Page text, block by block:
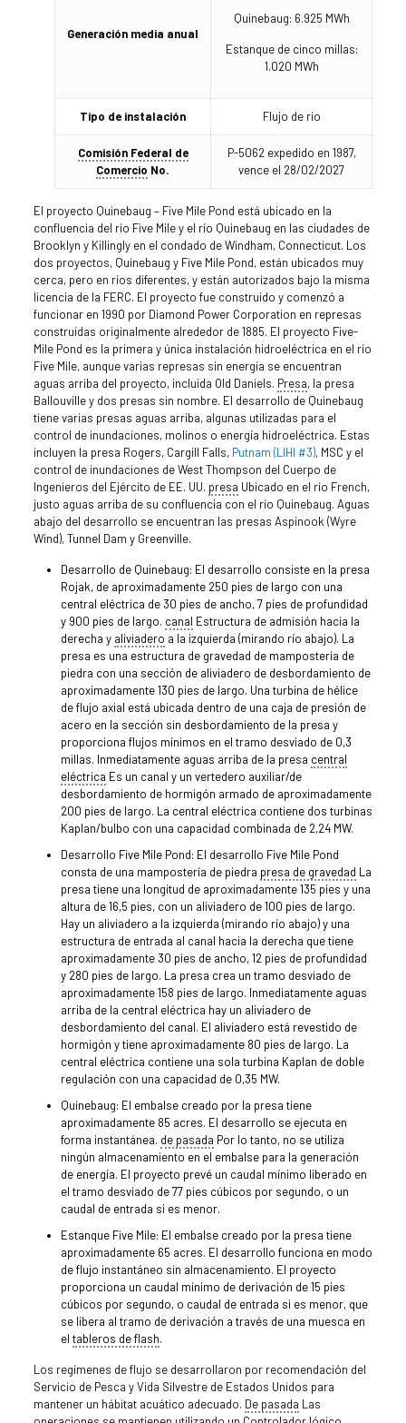
Generación media anual
Quinebaug: 6.925 MWh
Estanque de cinco millas:
1.020 MWh
Tipo de instalación Flujo de río
Comisión Federal de
Comercio No.
P-5062 expedido en 1987,
vence el 28/02/2027
El proyecto Quinebaug – Five Mile Pond está ubicado en la
confluencia del río Five Mile y el río Quinebaug en las ciudades de
Brooklyn y Killingly en el condado de Windham, Connecticut. Los
dos proyectos, Quinebaug y Five Mile Pond, están ubicados muy
cerca, pero en ríos diferentes, y están autorizados bajo la misma
licencia de la FERC. El proyecto fue construido y comenzó a
funcionar en 1990 por Diamond Power Corporation en represas
construidas originalmente alrededor de 1885. El proyecto Five-
Mile Pond es la primera y única instalación hidroeléctrica en el río
Five Mile, aunque varias represas sin energía se encuentran
aguas arriba del proyecto, incluida Old Daniels. Presa, la presa
Ballouville y dos presas sin nombre. El desarrollo de Quinebaug
tiene varias presas aguas arriba, algunas utilizadas para el
control de inundaciones, molinos o energía hidroeléctrica. Estas
incluyen la presa Rogers, Cargill Falls, Putnam (LIHI #3), MSC y el
control de inundaciones de West Thompson del Cuerpo de
Ingenieros del Ejército de EE. UU. presa Ubicado en el río French,
justo aguas arriba de su confluencia con el río Quinebaug. Aguas
abajo del desarrollo se encuentran las presas Aspinook (Wyre
Wind), Tunnel Dam y Greenville.
Desarrollo de Quinebaug: El desarrollo consiste en la presa
Rojak, de aproximadamente 250 pies de largo con una
central eléctrica de 30 pies de ancho, 7 pies de profundidad
y 900 pies de largo. canal Estructura de admisión hacia la
derecha y aliviadero a la izquierda (mirando río abajo). La
presa es una estructura de gravedad de mampostería de
piedra con una sección de aliviadero de desbordamiento de
aproximadamente 130 pies de largo. Una turbina de hélice
de flujo axial está ubicada dentro de una caja de presión de
acero en la sección sin desbordamiento de la presa y
proporciona flujos mínimos en el tramo desviado de 0,3
millas. Inmediatamente aguas arriba de la presa central
eléctrica Es un canal y un vertedero auxiliar/de
desbordamiento de hormigón armado de aproximadamente
200 pies de largo. La central eléctrica contiene dos turbinas
Kaplan/bulbo con una capacidad combinada de 2,24 MW.
Desarrollo Five Mile Pond: El desarrollo Five Mile Pond
consta de una mampostería de piedra presa de gravedad La
presa tiene una longitud de aproximadamente 135 pies y una
altura de 16,5 pies, con un aliviadero de 100 pies de largo.
Hay un aliviadero a la izquierda (mirando río abajo) y una
estructura de entrada al canal hacia la derecha que tiene
aproximadamente 30 pies de ancho, 12 pies de profundidad
y 280 pies de largo. La presa crea un tramo desviado de
aproximadamente 158 pies de largo. Inmediatamente aguas
arriba de la central eléctrica hay un aliviadero de
desbordamiento del canal. El aliviadero está revestido de
hormigón y tiene aproximadamente 80 pies de largo. La
central eléctrica contiene una sola turbina Kaplan de doble
regulación con una capacidad de 0,35 MW.
Quinebaug: El embalse creado por la presa tiene
aproximadamente 85 acres. El desarrollo se ejecuta en
forma instantánea. de pasada Por lo tanto, no se utiliza
ningún almacenamiento en el embalse para la generación
de energía. El proyecto prevé un caudal mínimo liberado en
el tramo desviado de 77 pies cúbicos por segundo, o un
caudal de entrada si es menor.
Estanque Five Mile: El embalse creado por la presa tiene
aproximadamente 65 acres. El desarrollo funciona en modo
de flujo instantáneo sin almacenamiento. El proyecto
proporciona un caudal mínimo de derivación de 15 pies
cúbicos por segundo, o caudal de entrada si es menor, que
se libera al tramo de derivación a través de una muesca en
el tableros de flash.
Los regímenes de flujo se desarrollaron por recomendación del
Servicio de Pesca y Vida Silvestre de Estados Unidos para
mantener un hábitat acuático adecuado. De pasada Las